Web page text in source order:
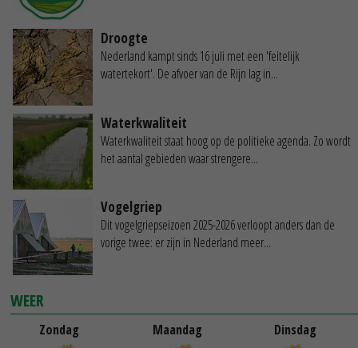
Droogte
Nederland kampt sinds 16 juli met een 'feitelijk
watertekort'. De afvoer van de Rijn lag in...
Waterkwaliteit
Waterkwaliteit staat hoog op de politieke agenda. Zo wordt
het aantal gebieden waar strengere...
Vogelgriep
Dit vogelgriepseizoen 2025-2026 verloopt anders dan de
vorige twee: er zijn in Nederland meer...
WEER
Zondag Maandag Dinsdag